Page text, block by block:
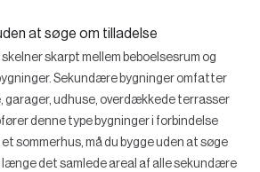
at søge om tilladelse
skarpt mellem beboelsesrum og
Sekundære bygninger omfatter
garager, udhuse, overdækkede terrasser
denne type bygninger i forbindelse
sommerhus, må du bygge uden at søge
længe det samlede areal af alle sekundære